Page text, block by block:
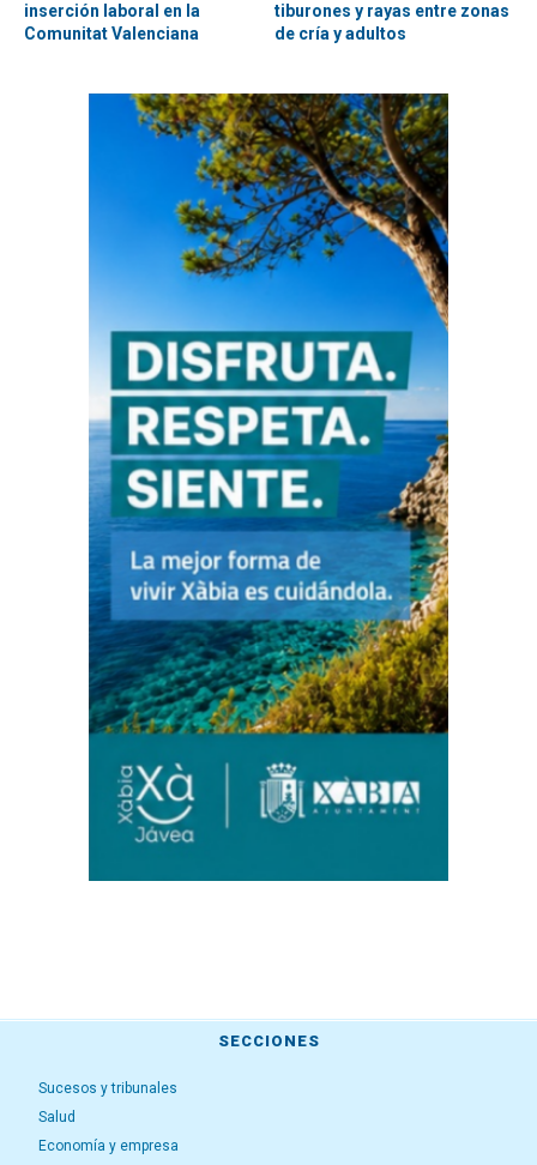
inserción laboral en la
Comunitat Valenciana
tiburones y rayas entre zonas
de cría y adultos
SECCIONES
Sucesos y tribunales
Salud
Economía y empresa